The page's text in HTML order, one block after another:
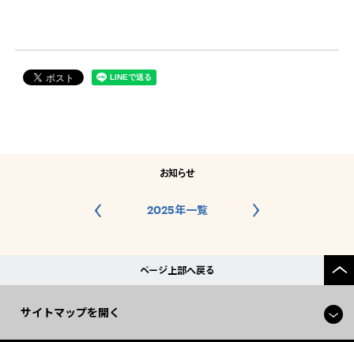
お知らせ
2025年一覧
ページ上部へ戻る
サイトマップを開く